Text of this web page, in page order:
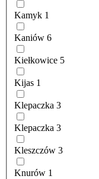
Kamyk 1
Kaniów 6
Kiełkowice 5
Kijas 1
Klepaczka 3
Klepaczka 3
Kleszczów 3
Knurów 1